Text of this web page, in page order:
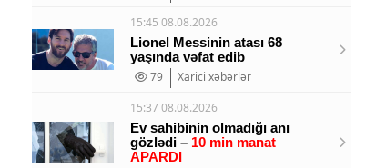
15:45 08.08.2026
Lionel Messinin atası 68
yaşında vəfat edib
79
Xarici xəbərlər
15:37 08.08.2026
Ev sahibinin olmadığı anı
gözlədi – 10 min manat
APARDI